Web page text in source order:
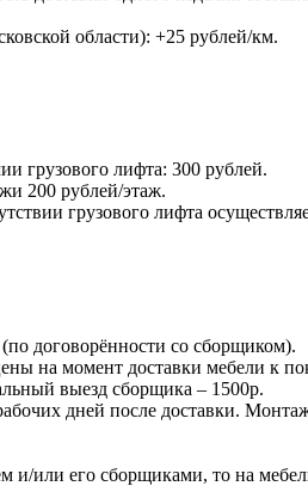
области): +25 рублей/км.
грузового лифта: 300 рублей.
200 рублей/этаж.
грузового лифта
договорённости со сборщиком).
на момент доставки мебели к
выезд сборщика – 1500р.
дней после доставки.
и/или его сборщиками, то на